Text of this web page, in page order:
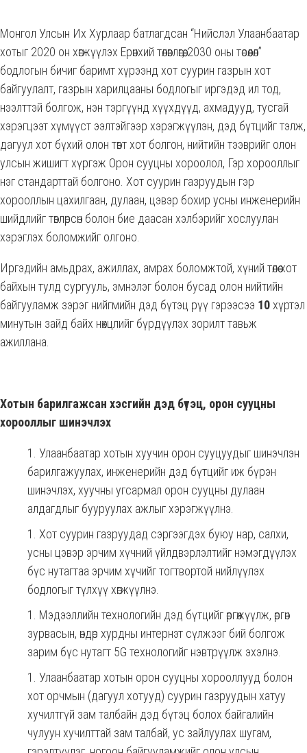
Монгол Улсын Их Хурлаар батлагдсан “Нийслэл Улаанбаатар
хотыг 2020 он хөгжүүлэх Ерөнхий төлөвлөгөө, 2030 оны төсөөлөл”
бодлогын бичиг баримт хүрээнд хот суурин газрын хот
байгуулалт, газрын харилцааны бодлогыг иргэдэд ил тод,
нээлттэй болгож, нэн тэргүүнд хүүхдүүд, ахмадууд, тусгай
хэрэгцээт хүмүүст ээлтэйгээр хэрэгжүүлэн, дэд бүтцийг тэлж,
дагуул хот бүхий олон төвт хот болгон, нийтийн тээврийг олон
улсын жишигт хүргэж Орон сууцны хороолол, Гэр хорооллыг
нэг стандарттай болгоно. Хот суурин газруудын гэр
хорооллын цахилгаан, дулаан, цэвэр бохир усны инженерийн
шийдлийг төвлөрсөн болон бие даасан хэлбэрийг хослуулан
хэрэглэх боломжийг олгоно.
Иргэдийн амьдрах, ажиллах, амрах боломжтой, хүний төлөө хот
байхын тулд сургууль, эмнэлэг болон бусад олон нийтийн
байгууламж зэрэг нийгмийн дэд бүтэц рүү гэрээсээ 10хүртэл
минутын зайд байх нөхцлийг бүрдүүлэх зорилт тавьж
ажиллана.
Хотын барилгажсан хэсгийн дэд бүтэц, орон сууцны
хорооллыг шинэчлэх
Улаанбаатар хотын хуучин орон сууцуудыг шинэчлэн
барилгажуулах, инженерийн дэд бүтцийг иж бүрэн
шинэчлэх, хуучны угсармал орон сууцны дулаан
алдагдлыг бууруулах ажлыг хэрэгжүүлнэ.
Хот суурин газруудад сэргээгдэх буюу нар, салхи,
усны цэвэр эрчим хүчний үйлдвэрлэлтийг нэмэгдүүлэх
бүс нутагтаа эрчим хүчийг тогтвортой нийлүүлэх
бодлогыг түлхүү хөгжүүлнэ.
Мэдээллийн технологийн дэд бүтцийг өргөжүүлж, өргөн
зурвасын, өндөр хурдны интернэт сүлжээг бий болгож
зарим бүс нутагт 5G технологийг нэвтрүүлж эхэлнэ.
Улаанбаатар хотын орон сууцны хорооллууд болон
хот орчмын (дагуул хотууд) суурин газруудын хатуу
хучилтгүй зам талбайн дэд бүтэц болох байгалийн
чулуун хучилттай зам талбай, ус зайлуулах шугам,